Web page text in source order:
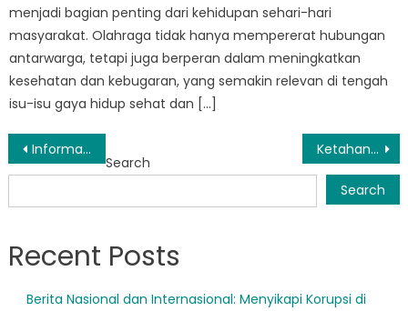
menjadi bagian penting dari kehidupan sehari-hari
masyarakat. Olahraga tidak hanya mempererat hubungan
antarwarga, tetapi juga berperan dalam meningkatkan
kesehatan dan kebugaran, yang semakin relevan di tengah
isu-isu gaya hidup sehat dan […]
Post
navigation
Informasi Bencana Sleman: Apa yang perlu Anda ketahui untuk menjaga keamanan keluarga Anda Ketahanan Masyarakat Bersinar dalam Rencana Siaga Bencana Sleman
Search
Search
Recent Posts
Berita Nasional dan Internasional: Menyikapi Korupsi di